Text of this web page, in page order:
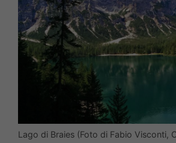
Lago di Braies (Foto di Fabio Visconti,